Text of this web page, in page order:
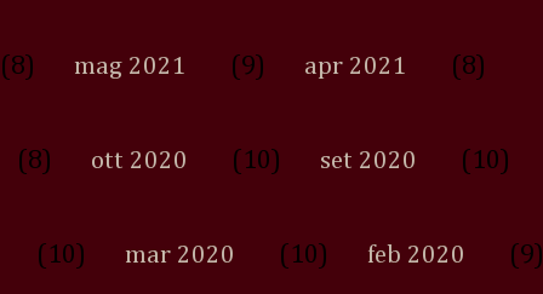
(8) mag 2021 (9) apr 2021 (8)
(8) ott 2020 (10) set 2020 (10)
(10) mar 2020 (10) feb 2020 (9)